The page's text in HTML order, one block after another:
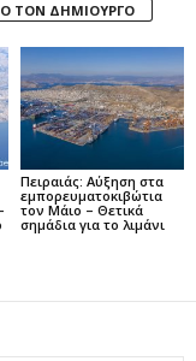
ΤΟΝ ΔΗΜΙΟΥΡΓΟ
Πειραιάς: Αύξηση στα
εμπορευματοκιβώτια
τον Μάιο – Θετικά
σημάδια για το λιμάνι